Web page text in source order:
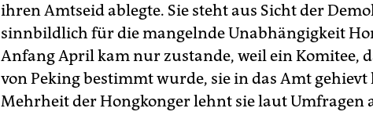
ihren Amtseid ablegte. Sie steht aus Sicht der
sinnbildlich für die mangelnde Unabhängigkeit
Anfang April kam nur zustande, weil ein Komitee,
von Peking bestimmt wurde, sie in das Amt gehievt
Mehrheit der Hongkonger lehnt sie laut Umfragen